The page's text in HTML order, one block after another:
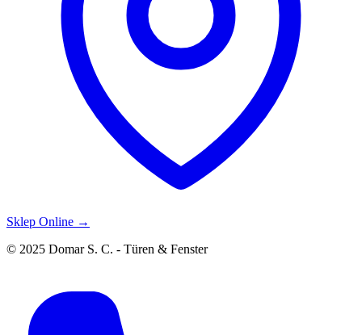
Sklep Online →
© 2025 Domar S. C. - Türen & Fenster